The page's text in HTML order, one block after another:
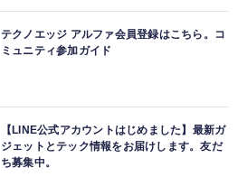
テクノエッジ アルファ会員登録はこちら。コ
ミュニティ参加ガイド
【LINE公式アカウントはじめました】最新ガ
ジェットとテック情報をお届けします。友だ
ち募集中。